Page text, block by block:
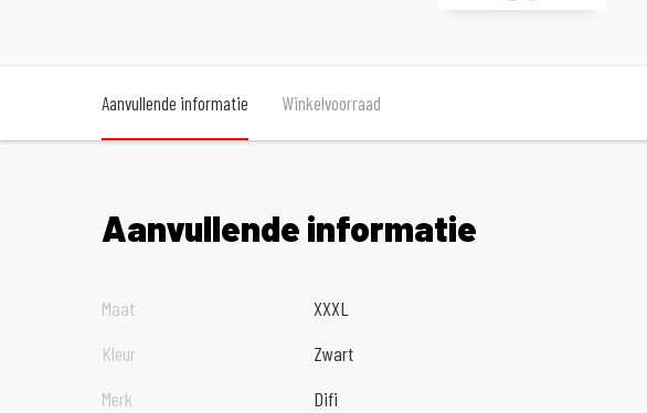
Aanvullende informatie Winkelvoorraad
Aanvullende informatie
Maat
XXXL
Kleur
Zwart
Merk
Difi